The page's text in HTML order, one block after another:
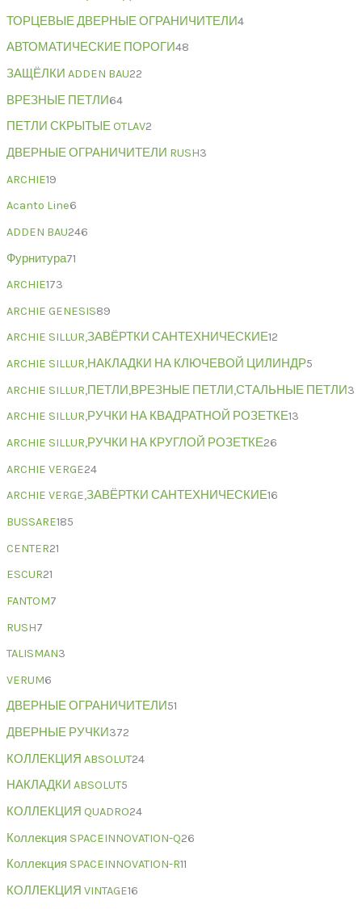
ТОРЦЕВЫЕ ДВЕРНЫЕ ОГРАНИЧИТЕЛИ4
АВТОМАТИЧЕСКИЕ ПОРОГИ48
ЗАЩЁЛКИ ADDEN BAU22
ВРЕЗНЫЕ ПЕТЛИ64
ПЕТЛИ СКРЫТЫЕ OTLAV2
ДВЕРНЫЕ ОГРАНИЧИТЕЛИ RUSH3
ARCHIE19
Acanto Line6
ADDEN BAU246
Фурнитура71
ARCHIE173
ARCHIE GENESIS89
ARCHIE SILLUR,ЗАВЁРТКИ САНТЕХНИЧЕСКИЕ12
ARCHIE SILLUR,НАКЛАДКИ НА КЛЮЧЕВОЙ ЦИЛИНДР5
ARCHIE SILLUR,ПЕТЛИ,ВРЕЗНЫЕ ПЕТЛИ,СТАЛЬНЫЕ ПЕТЛИ3
ARCHIE SILLUR,РУЧКИ НА КВАДРАТНОЙ РОЗЕТКЕ13
ARCHIE SILLUR,РУЧКИ НА КРУГЛОЙ РОЗЕТКЕ26
ARCHIE VERGE24
ARCHIE VERGE,ЗАВЁРТКИ САНТЕХНИЧЕСКИЕ16
BUSSARE185
CENTER21
ESCUR21
FANTOM7
RUSH7
TALISMAN3
VERUM6
ДВЕРНЫЕ ОГРАНИЧИТЕЛИ51
ДВЕРНЫЕ РУЧКИ372
КОЛЛЕКЦИЯ ABSOLUT24
НАКЛАДКИ ABSOLUT5
КОЛЛЕКЦИЯ QUADRO24
Коллекция SPACEINNOVATION-Q26
Коллекция SPACEINNOVATION-R11
КОЛЛЕКЦИЯ VINTAGE16